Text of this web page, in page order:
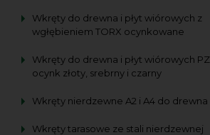
Wkręty do drewna i płyt wiórowych z
wgłębieniem TORX ocynkowane
Wkręty do drewna i płyt wiórowych PZ
ocynk złoty, srebrny i czarny
Wkręty nierdzewne A2 i A4 do drewna
Wkręty tarasowe ze stali nierdzewnej